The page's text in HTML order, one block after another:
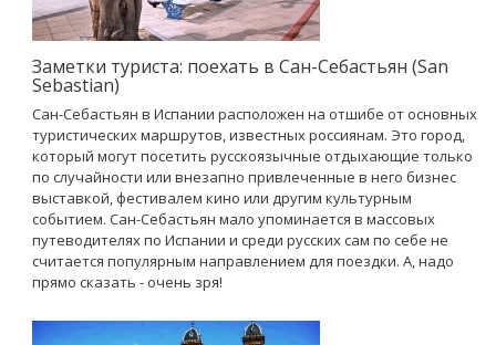
Заметки туриста: поехать в Сан-Себастьян (San
Sebastian)
Сан-Себастьян в Испании расположен на отшибе от основных
туристических маршрутов, известных россиянам. Это город,
который могут посетить русскоязычные отдыхающие только
по случайности или внезапно привлеченные в него бизнес
выставкой, фестивалем кино или другим культурным
событием. Сан-Себастьян мало упоминается в массовых
путеводителях по Испании и среди русских сам по себе не
считается популярным направлением для поездки. А, надо
прямо сказать - очень зря!